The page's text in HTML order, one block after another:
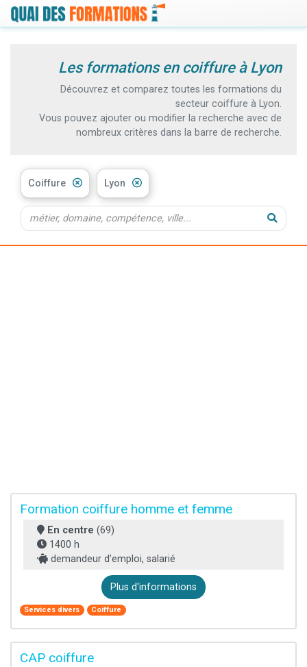
Les formations en coiffure à Lyon
Découvrez et comparez toutes les formations du
secteur coiffure à Lyon.
Vous pouvez ajouter ou modifier la recherche avec de
nombreux critères dans la barre de recherche.
Coiffure Lyon
Formation coiffure homme et femme
En centre (69)
1400 h
demandeur d’emploi, salarié
Plus d'informations
Services divers Coiffure
CAP coiffure